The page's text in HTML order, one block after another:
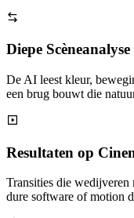
Diepe Scèneanalyse
De AI leest kleur,
een brug bouwt die
Resultaten op
Transities die
dure software of motion